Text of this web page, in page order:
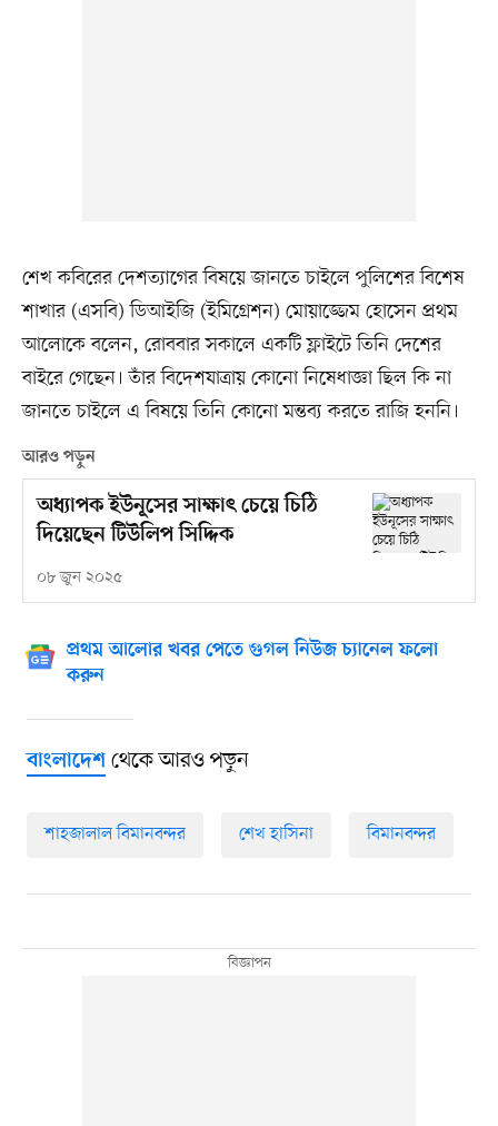
শেখ কবিরের দেশত‍্যাগের বিষয়ে জানতে চাইলে পুলিশের বিশেষ
শাখার (এসবি) ডিআইজি (ইমিগ্রেশন) মোয়াজ্জেম হোসেন প্রথম
আলোকে বলেন, রোববার সকালে একটি ফ্লাইটে তিনি দেশের
বাইরে গেছেন। তাঁর বিদেশযাত্রায় কোনো নিষেধাজ্ঞা ছিল কি না
জানতে চাইলে এ বিষয়ে তিনি কোনো মন্তব্য করতে রাজি হননি।
আরও পড়ুন
অধ্যাপক ইউনূসের সাক্ষাৎ চেয়ে চিঠি
দিয়েছেন টিউলিপ সিদ্দিক
০৮ জুন ২০২৫
প্রথম আলোর খবর পেতে গুগল নিউজ চ্যানেল ফলো
করুন
বাংলাদেশথেকে আরও পড়ুন
শাহজালাল বিমানবন্দর শেখ হাসিনা বিমানবন্দর